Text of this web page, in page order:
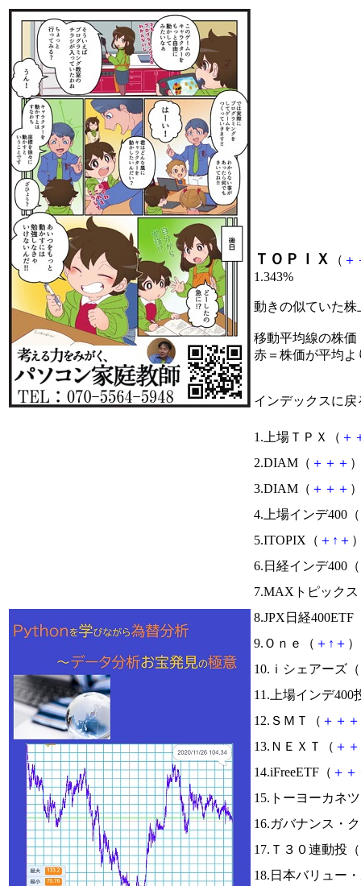
ＴＯＰＩＸ （ ＋
1.343%
動きの似ていた
移動平均線の株価
赤＝株価が平均
インデックスに戻
1.上場ＴＰＸ（ ＋
2.DIAM（ ＋ ＋ ＋
3.DIAM（ ＋ ＋ ＋
4.上場インデ400（
5.ITOPIX（ ＋ ↑ ＋
6.日経インデ400（
7.MAXトピックス
8.JPX日経400ETF
9.Ｏｎｅ（ ＋ ↑ ＋
10.ｉシェアーズ（
11.上場インデ400
12.ＳＭＴ（ ＋ ＋ ＋
13.ＮＥＸＴ（ ＋ ＋
14.iFreeETF（ ＋ ＋
15.トーヨーカネ
16.ガバナンス・
17.Ｔ３０連動投（
18.日本バリュー